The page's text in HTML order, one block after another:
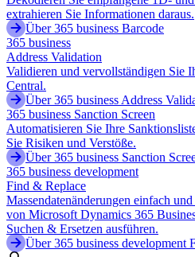
extrahieren Sie Informationen daraus.
Über 365 business Barcode
365 business
Address Validation
Validieren und vervollständigen Sie
Central.
Über 365 business Address
365 business Sanction Screen
Automatisieren Sie Ihre
Sie Risiken und Verstöße.
Über 365 business Sanction
365 business development
Find & Replace
Massendatenänderungen einfach
von Microsoft Dynamics 365
Suchen & Ersetzen ausführen.
Über 365 business development